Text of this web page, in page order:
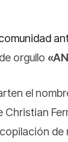
orgullo
el
Christian
de